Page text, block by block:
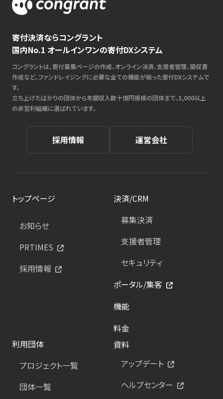
寄付決済ならコングラント
国内No.1 オールインワンの寄付DXシステム
コングラントは、寄付募集ページの作成、オンライン決済、支援者管理、領収書
作成など、ファンドレイジングに必要な全ての機能が揃った寄付DXシステムで
す。
立ち上げたばかりの団体から年間収入数十億円規模の団体まで、3,000以上
の非営利組織に選ばれています。
採用情報 運営会社
トップページ
お知らせ
PRTIMES
採用情報
決済/CRM
募集決済
支援者管理
セキュリティ
ポータル/集客
機能
料金
利用団体
プロジェクト一覧
団体一覧
資料
アップデート
ヘルプセンター